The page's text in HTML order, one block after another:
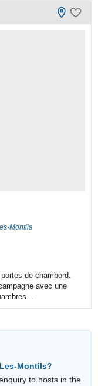
Montils
de chambord.
avec une
Montils?
to hosts in the